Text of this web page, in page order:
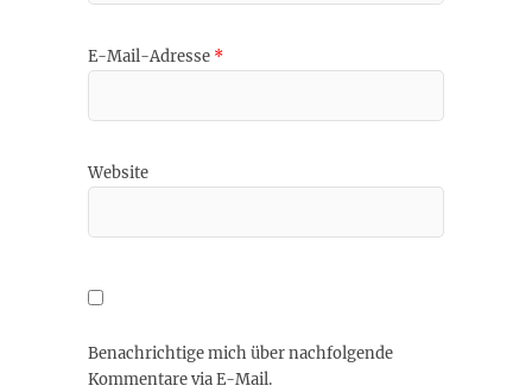
E-Mail-Adresse *
Website
Benachrichtige mich über nachfolgende
Kommentare via E-Mail.